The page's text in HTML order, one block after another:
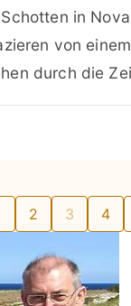
in
von
durch die
2 3 4